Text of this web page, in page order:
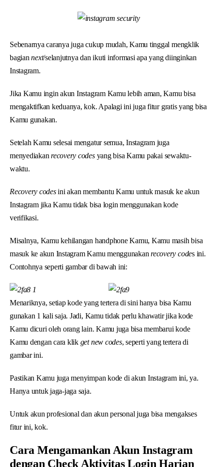
Sebenarnya caranya juga cukup mudah, Kamu tinggal mengklik
bagiannext/selanjutnya dan ikuti informasi apa yang diinginkan
Instagram.
Jika Kamu ingin akun Instagram Kamu lebih aman, Kamu bisa
mengaktifkan keduanya, kok. Apalagi ini juga fitur gratis yang bisa
Kamu gunakan.
Setelah Kamu selesai mengatur semua, Instagram juga
menyediakan recovery codes yang bisa Kamu pakai sewaktu-
waktu.
Recovery codesini akan membantu Kamu untuk masuk ke akun
Instagram jika Kamu tidak bisa login menggunakan kode
verifikasi.
Misalnya, Kamu kehilangan handphone Kamu, Kamu masih bisa
masuk ke akun Instagram Kamu menggunakan recovery codes ini.
Contohnya seperti gambar di bawah ini:
Menariknya, setiap kode yang tertera di sini hanya bisa Kamu
gunakan 1 kali saja. Jadi, Kamu tidak perlu khawatir jika kode
Kamu dicuri oleh orang lain. Kamu juga bisa membarui kode
Kamu dengan cara klik get new codes, seperti yang tertera di
gambar ini.
Pastikan Kamu juga menyimpan kode di akun Instagram ini, ya.
Hanya untuk jaga-jaga saja.
Untuk akun profesional dan akun personal juga bisa mengakses
fitur ini, kok.
Cara Mengamankan Akun Instagram
dengan Check Aktivitas Login Harian